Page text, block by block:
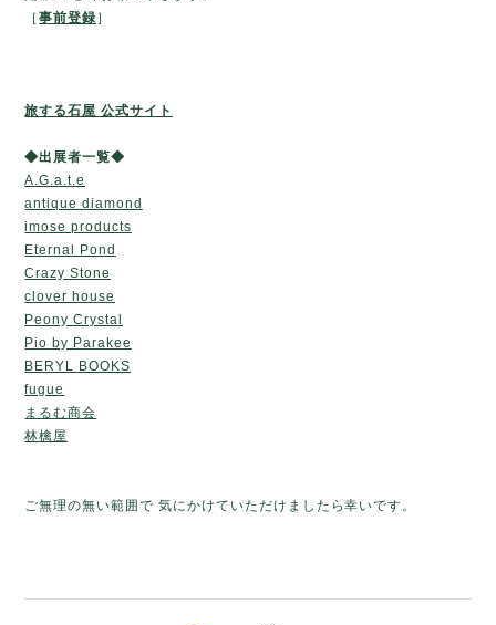
［事前登録 ］
旅する石屋 公式サイト
◆出展者一覧◆
A.G.a.t.e
antique diamond
imose products
Eternal Pond
Crazy Stone
clover house
Peony Crystal
Pio by Parakee
BERYL BOOKS
fugue
まるむ商会
林檎屋
ご無理の無い範囲で 気にかけていただけましたら幸いです。